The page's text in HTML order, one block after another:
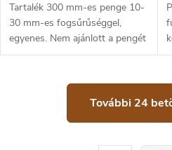
Tartalék 300 mm-es penge 10-
30 mm-es fogsűrűséggel,
egyenes. Nem ajánlott a pengét
a különböző Pocketboy,
termékcsaládok között keverni,
a pengék hossza eltérő.További 24